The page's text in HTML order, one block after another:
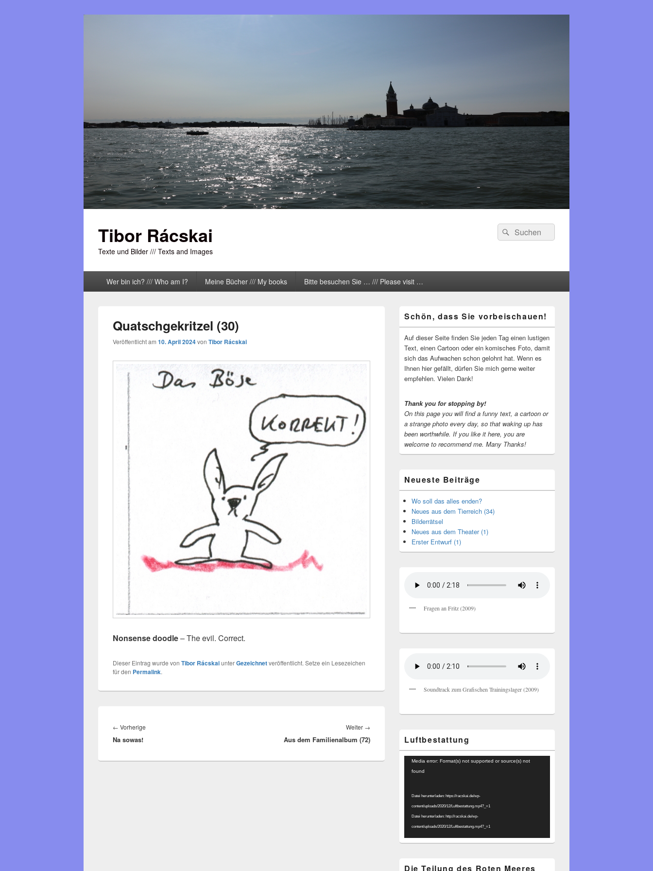
Tibor Rácskai
Texte und Bilder /// Texts and Images
Suchen
nach:
Suchen
Wer bin ich? /// Who am I? Meine Bücher /// My books Bitte besuchen Sie … /// Please visit …
Quatschgekritzel (30)
Veröffentlicht am 10. April 2024von Tibor Rácskai
Nonsense doodle– The evil. Correct.
Dieser Eintrag wurde von Tibor RácskaiunterGezeichnetveröffentlicht. Setze ein Lesezeichen
für den Permalink.
← Vorherige
Na sowas!
Weiter →
Beitrag:
Aus dem Familienalbum (72)
Seitenleisten-
Widgetbereich
Schön, dass Sie vorbeischauen!
Auf dieser Seite finden Sie jeden Tag einen lustigen
Text, einen Cartoon oder ein komisches Foto, damit
sich das Aufwachen schon gelohnt hat. Wenn es
Ihnen hier gefällt, dürfen Sie mich gerne weiter
empfehlen. Vielen Dank!
Thank you for stopping by!
On this page you will find a funny text, a cartoon or
a strange photo every day, so that waking up has
been worthwhile. If you like it here, you are
welcome to recommend me. Many Thanks!
Neueste Beiträge
Wo soll das alles enden?
Neues aus dem Tierreich (34)
Bilderrätsel
Neues aus dem Theater (1)
Erster Entwurf (1)
Fragen an Fritz (2009)
Soundtrack zum Grafischen Trainingslager (2009)
Luftbestattung
Video-
Player
Media error: Format(s) not supported or source(s) not
found
Datei herunterladen: https://racskai.de/wp-
content/uploads/2020/12/Luftbestattung.mp4?_=1
Datei herunterladen: http://racskai.de/wp-
content/uploads/2020/12/Luftbestattung.mp4?_=1
Die Teilung des Roten Meeres